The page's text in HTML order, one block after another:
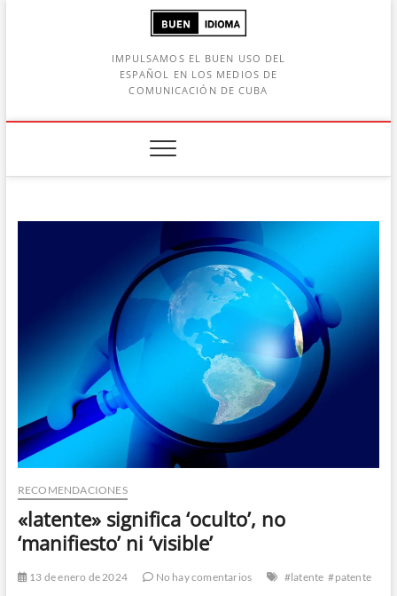
IMPULSAMOS EL BUEN USO DEL
ESPAÑOL EN LOS MEDIOS DE
COMUNICACIÓN DE CUBA
RECOMENDACIONES
«latente» significa ‘oculto’, no
‘manifiesto’ ni ‘visible’
13 de enero de 2024 No hay comentarios #latente #patente